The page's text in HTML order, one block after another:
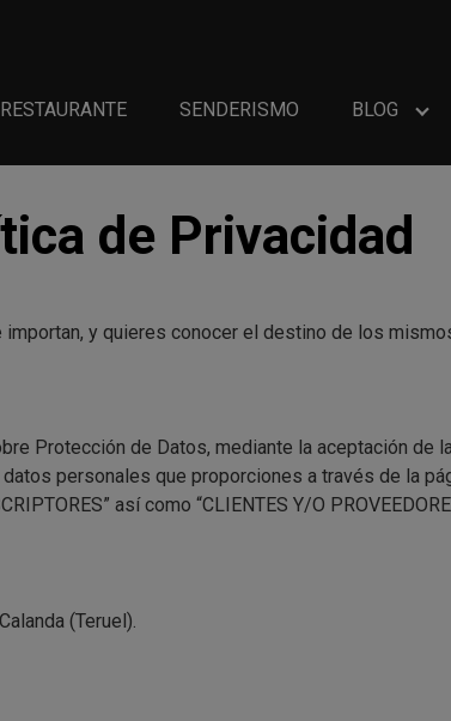
RESTAURANTE SENDERISMO BLOG
de Privacidad
y quieres conocer el destino de los
Protección de Datos, mediante la aceptación
personales que proporciones a través de la
así como “CLIENTES Y/O
(Teruel).